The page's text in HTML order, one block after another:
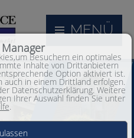
MENÜ
Besuchern ein optimales
Inhalte von Drittanbietern
Option aktiviert ist.
auch in einem Drittland erfolgen.
Datenschutzerklärung. Weitere
Ihrer Auswahl finden Sie unter
.